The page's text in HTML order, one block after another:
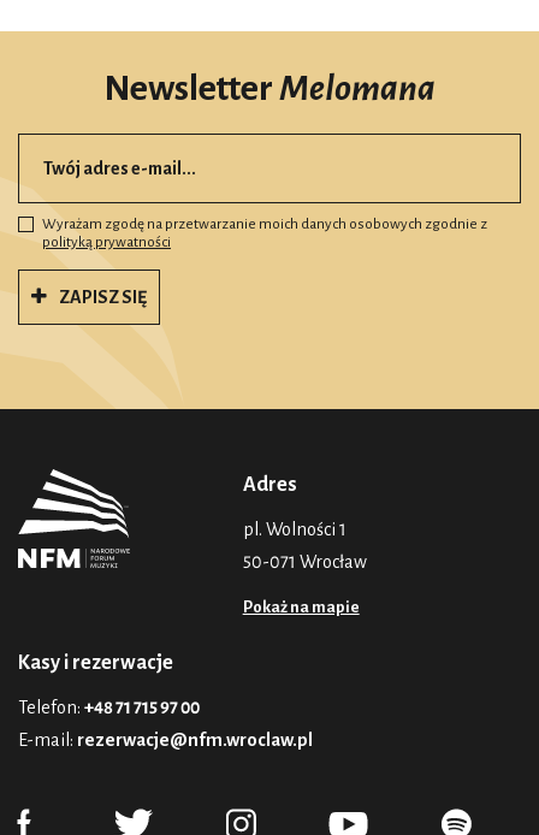
NewsletterMelomana
Wyrażam zgodę na przetwarzanie moich danych osobowych zgodnie z
polityką prywatności
ZAPISZ SIĘ
Adres
pl. Wolności 1
50-071 Wrocław
Pokaż na mapie
Kasy i rezerwacje
Telefon: +48 71 715 97 00
E-mail: rezerwacje@nfm.wroclaw.pl